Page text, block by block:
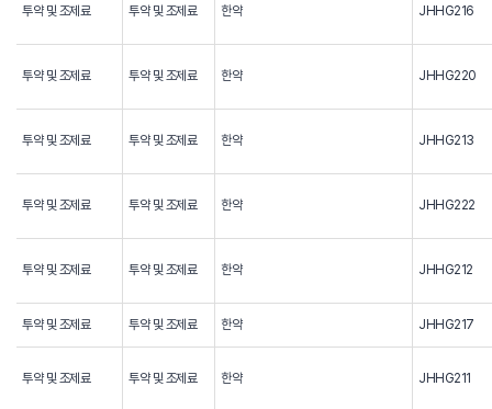
투약 및 조제료 투약 및 조제료 한약 JHHG216
투약 및 조제료 투약 및 조제료 한약 JHHG220
투약 및 조제료 투약 및 조제료 한약 JHHG213
투약 및 조제료 투약 및 조제료 한약 JHHG222
투약 및 조제료 투약 및 조제료 한약 JHHG212
투약 및 조제료 투약 및 조제료 한약 JHHG217
투약 및 조제료 투약 및 조제료 한약 JHHG211